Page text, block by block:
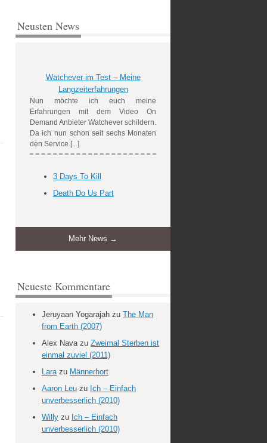
Neusten News
Watchever im Test – Meine
Langzeiterfahrungen
Nun möchte ich euch meine
Erfahrungen mit dem Video On
Demand Anbieter Watchever schildern.
Da ich nun schon seit sechs Monaten
den Service [...]
3 Days To Kill
Death Do Us Part
Mehr News →
Neueste Kommentare
Jeruyaan Yogarajah zu The Man
from Earth (2007)
Alex Navazu Zweimal Sterben ist
einmal zuviel (2011)
Larazu Männerhort
Aaron Leu zu Ich – Einfach
unverbesserlich (2010)
Willy zu Ich – Einfach
unverbesserlich (2010)